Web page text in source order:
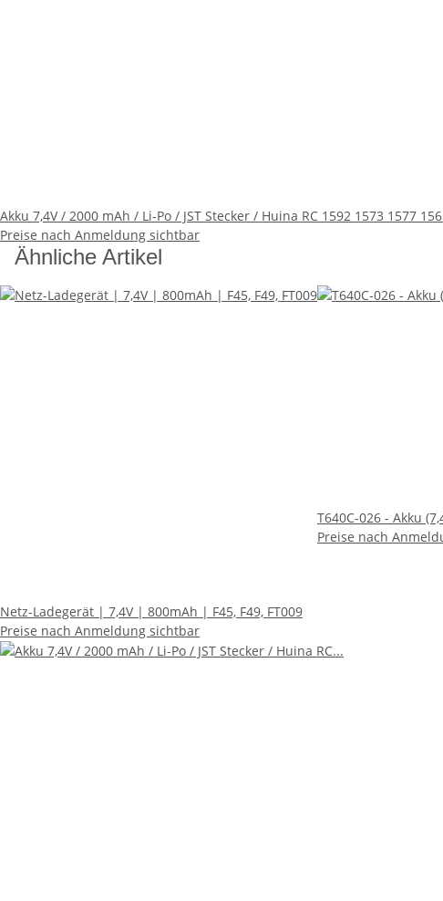
Akku 7,4V / 2000 mAh / Li-Po / JST Stecker / Huina RC 1592 1573 1577
Preise nach Anmeldung sichtbar
Ähnliche Artikel
Netz-Ladegerät | 7,4V | 800mAh | F45, F49, FT009
Preise nach Anmeldung sichtbar
T640C-026 - Akku
Preise nach